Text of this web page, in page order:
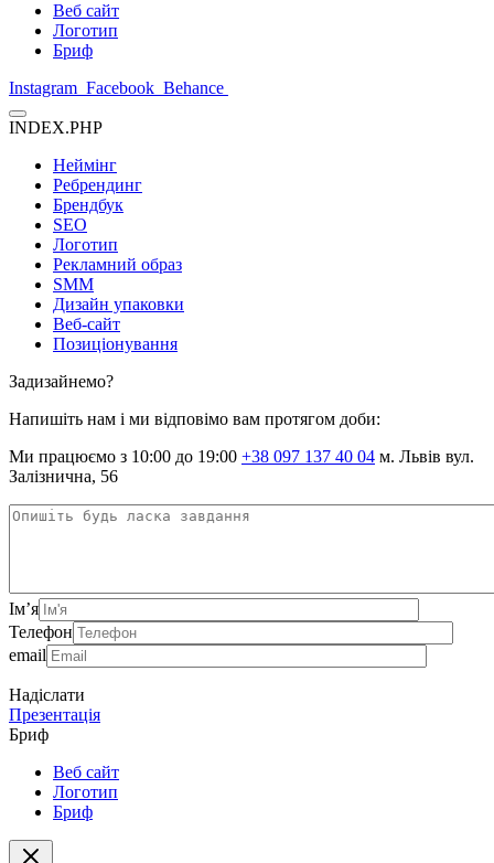
Веб сайт
Логотип
Бриф
Instagram Facebook Behance
INDEX.PHP
Неймінг
Ребрендинг
Брендбук
SEO
Логотип
Рекламний образ
SMM
Дизайн упаковки
Веб-сайт
Позиціонування
Задизайнемо?
Напишіть нам і ми відповімо вам протягом доби:
Ми працюємо з 10:00 до 19:00 +38 097 137 40 04 м. Львів вул.
Залізнична, 56
Ім’я
Телефон
email
Надіслати
Презентація
Бриф
Веб сайт
Логотип
Бриф